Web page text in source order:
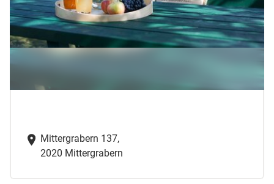
Mittergrabern 137,
2020 Mittergrabern